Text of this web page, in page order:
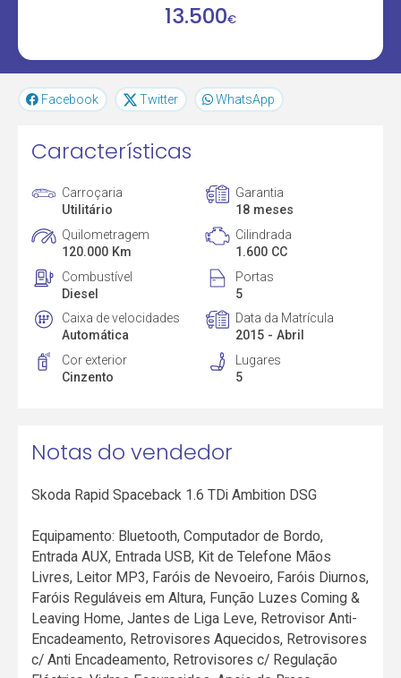
13.500€
Facebook Twitter WhatsApp
Características
Carroçaria
Utilitário
Garantia
18 meses
Quilometragem
120.000 Km
Cilindrada
1.600 CC
Combustível
Diesel
Portas
5
Caixa de velocidades
Automática
Data da Matrícula
2015 - Abril
Cor exterior
Cinzento
Lugares
5
Notas do vendedor
Skoda Rapid Spaceback 1.6 TDi Ambition DSG
Equipamento: Bluetooth, Computador de Bordo,
Entrada AUX, Entrada USB, Kit de Telefone Mãos
Livres, Leitor MP3, Faróis de Nevoeiro, Faróis Diurnos,
Faróis Reguláveis em Altura, Função Luzes Coming &
Leaving Home, Jantes de Liga Leve, Retrovisor Anti-
Encadeamento, Retrovisores Aquecidos, Retrovisores
c/ Anti Encadeamento, Retrovisores c/ Regulação